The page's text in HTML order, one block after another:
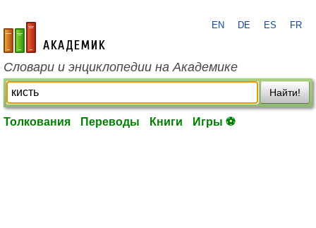
academic.ru
EN DE ES FR
Словари и энциклопедии на Академике
Найти!
Толкования Переводы Книги Игры ⚽